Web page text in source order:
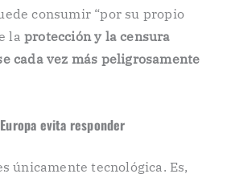
consumir “por su propio
la protección y la censura
cada vez más peligrosamente
evita responder
únicamente tecnológica. Es,